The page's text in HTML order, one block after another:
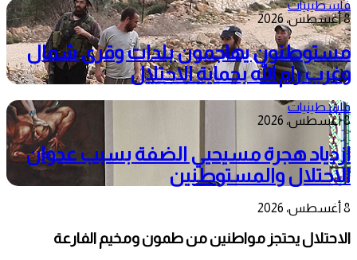
فلسطينيات
8 أغسطس، 2026
مستوطنون يهاجمون بلدات وقرى شمال
وغرب رام الله بحماية الاحتلال
فلسطينيات
8 أغسطس، 2026
ازدياد هجرة مسيحيي الضفة بسبب عدوان
الاحتلال والمستوطنين
8 أغسطس، 2026
الاحتلال يحتجز مواطنين من طمون ومخيم الفارعة